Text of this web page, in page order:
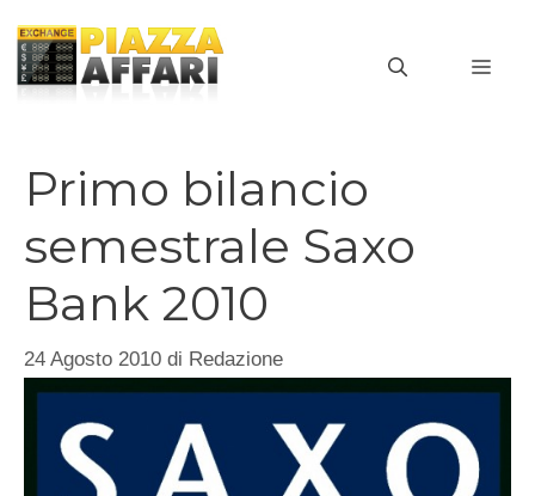
contenuto
Primo bilancio
semestrale Saxo
Bank 2010
24 Agosto 2010 di Redazione